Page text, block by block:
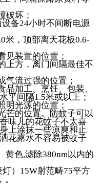
坏；
备24小时不间断电源
，顶部离天花板0.6-
装置的位置；
方，离门间隔最佳不
流过强的位置；
加工、烹饪、包装、
平间隔1.5米或以上；
光源的位置；
的位置。防蚊子可以
味儿的花蚊子不太喜
上涂抹一些凉爽和止
花露水不容易被蚊子
色,滤除380nm以内的
）15W射范畴75平方